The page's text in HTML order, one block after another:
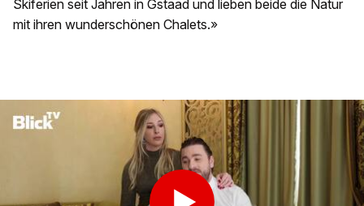
Skiferien seit Jahren in Gstaad und lieben beide die Natur
mit ihren wunderschönen Chalets.»